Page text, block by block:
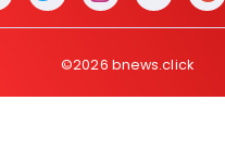
©2026 bnews.click